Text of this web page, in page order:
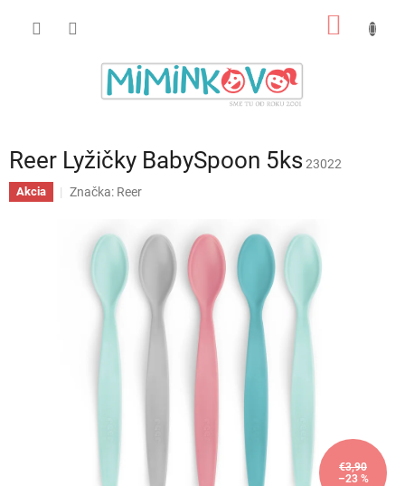
Reer Lyžičky BabySpoon 5ks 23022
Akcia Značka: Reer
€3,90
–23 %